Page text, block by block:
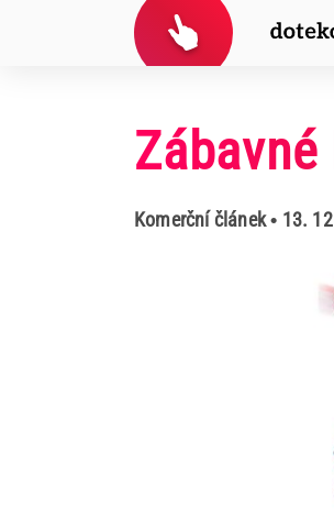
Komerční článek• 13.